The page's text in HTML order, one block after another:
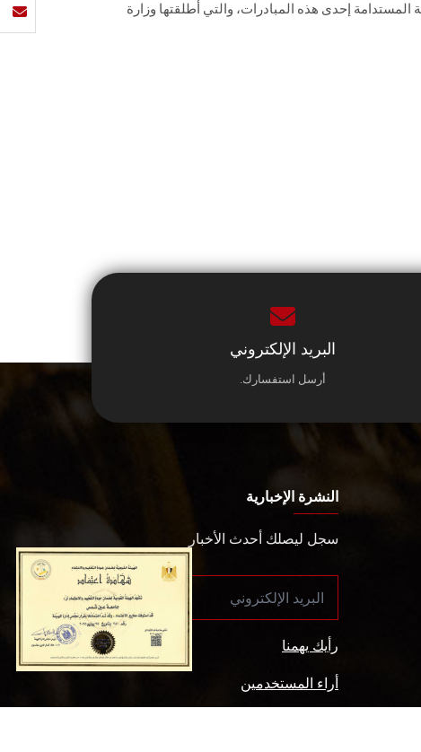
المستدامة إحدى هذه المبادرات، والتي أطلقتها وزارة
البريد الإلكتروني
أرسل استفسارك.
النشرة الإخبارية
سجل ليصلك أحدث الأخبار
رأيك يهمنا
أراء المستخدمين